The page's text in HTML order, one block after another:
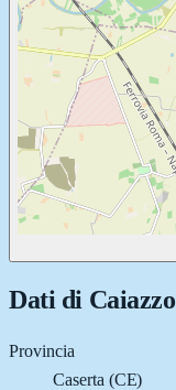
Dati di Caiazzo
Provincia
Caserta (CE)